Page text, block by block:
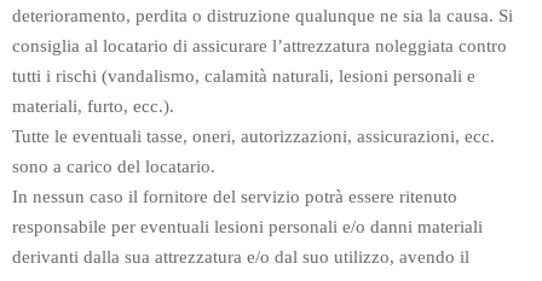
deterioramento, perdita o distruzione qualunque ne sia la causa. Si
consiglia al locatario di assicurare l’attrezzatura noleggiata contro
tutti i rischi (vandalismo, calamità naturali, lesioni personali e
materiali, furto, ecc.).
Tutte le eventuali tasse, oneri, autorizzazioni, assicurazioni, ecc.
sono a carico del locatario.
In nessun caso il fornitore del servizio potrà essere ritenuto
responsabile per eventuali lesioni personali e/o danni materiali
derivanti dalla sua attrezzatura e/o dal suo utilizzo, avendo il